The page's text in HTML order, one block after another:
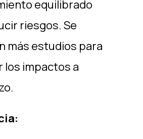
equilibrado
riesgos. Se
más estudios para
los impactos a